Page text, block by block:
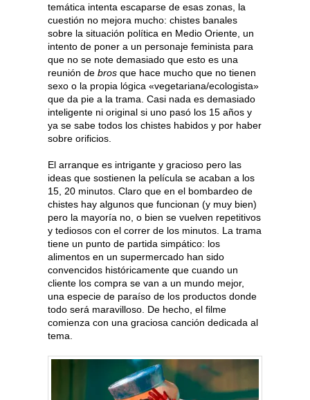
temática intenta escaparse de esas zonas, la
cuestión no mejora mucho: chistes banales
sobre la situación política en Medio Oriente, un
intento de poner a un personaje feminista para
que no se note demasiado que esto es una
reunión de bros que hace mucho que no tienen
sexo o la propia lógica «vegetariana/ecologista»
que da pie a la trama. Casi nada es demasiado
inteligente ni original si uno pasó los 15 años y
ya se sabe todos los chistes habidos y por haber
sobre orificios.
El arranque es intrigante y gracioso pero las
ideas que sostienen la película se acaban a los
15, 20 minutos. Claro que en el bombardeo de
chistes hay algunos que funcionan (y muy bien)
pero la mayoría no, o bien se vuelven repetitivos
y tediosos con el correr de los minutos. La trama
tiene un punto de partida simpático: los
alimentos en un supermercado han sido
convencidos históricamente que cuando un
cliente los compra se van a un mundo mejor,
una especie de paraíso de los productos donde
todo será maravilloso. De hecho, el filme
comienza con una graciosa canción dedicada al
tema.